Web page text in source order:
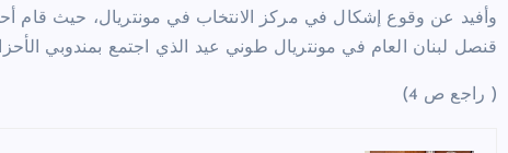
وأفيد عن وقوع إشكال في مركز الانتخاب في مونتريال، حيث قام
قنصل لبنان العام في مونتريال طوني عيد الذي اجتمع بمندوبي
( راجع ص 4)